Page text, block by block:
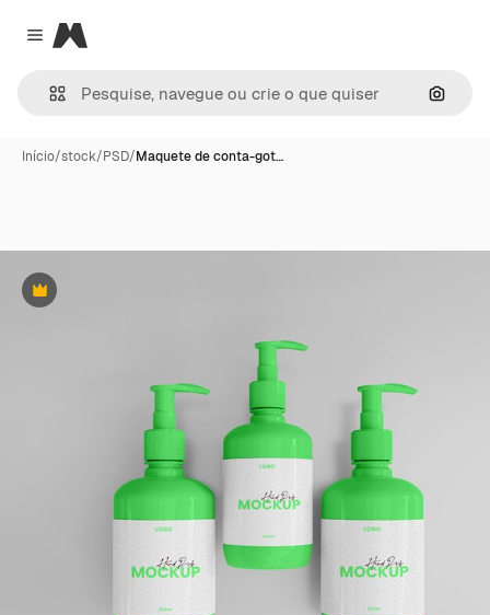
Close menu
Magnific
Início/stock/PSD/Maquete de conta-got…
Premium